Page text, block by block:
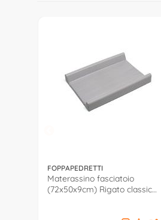
FOPPAPEDRETTI
Materassino fasciatoio
(72x50x9cm) Rigato classic